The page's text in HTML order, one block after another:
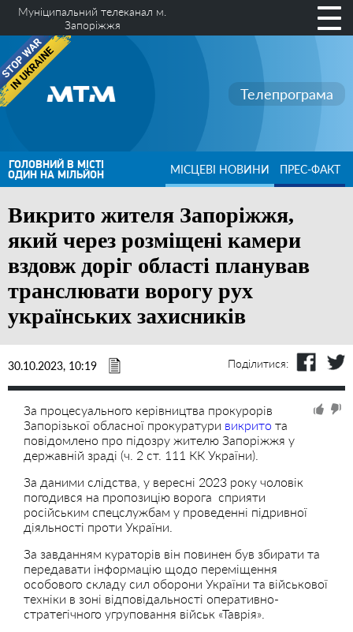
Муніципальний телеканал м.
Запоріжжя
Телепрограма
ГОЛОВНИЙ В МІСТІ
ОДИН НА МІЛЬЙОН МІСЦЕВІ НОВИНИ ПРЕС-ФАКТ
Викрито жителя Запоріжжя,
який через розміщені камери
вздовж доріг області планував
транслювати ворогу рух
українських захисників
30.10.2023, 10:19 Поділитися:
За процесуального керівництва прокурорів
Запорізької обласної прокуратури викрито та
повідомлено про підозру жителю Запоріжжя у
державній зраді (ч. 2 ст. 111 КК України).
За даними слідства, у вересні 2023 року чоловік
погодився на пропозицію ворога сприяти
російським спецслужбам у проведенні підривної
діяльності проти України.
За завданням кураторів він повинен був збирати та
передавати інформацію щодо переміщення
особового складу сил оборони України та військової
техніки в зоні відповідальності оперативно-
стратегічного угруповання військ «Таврія».